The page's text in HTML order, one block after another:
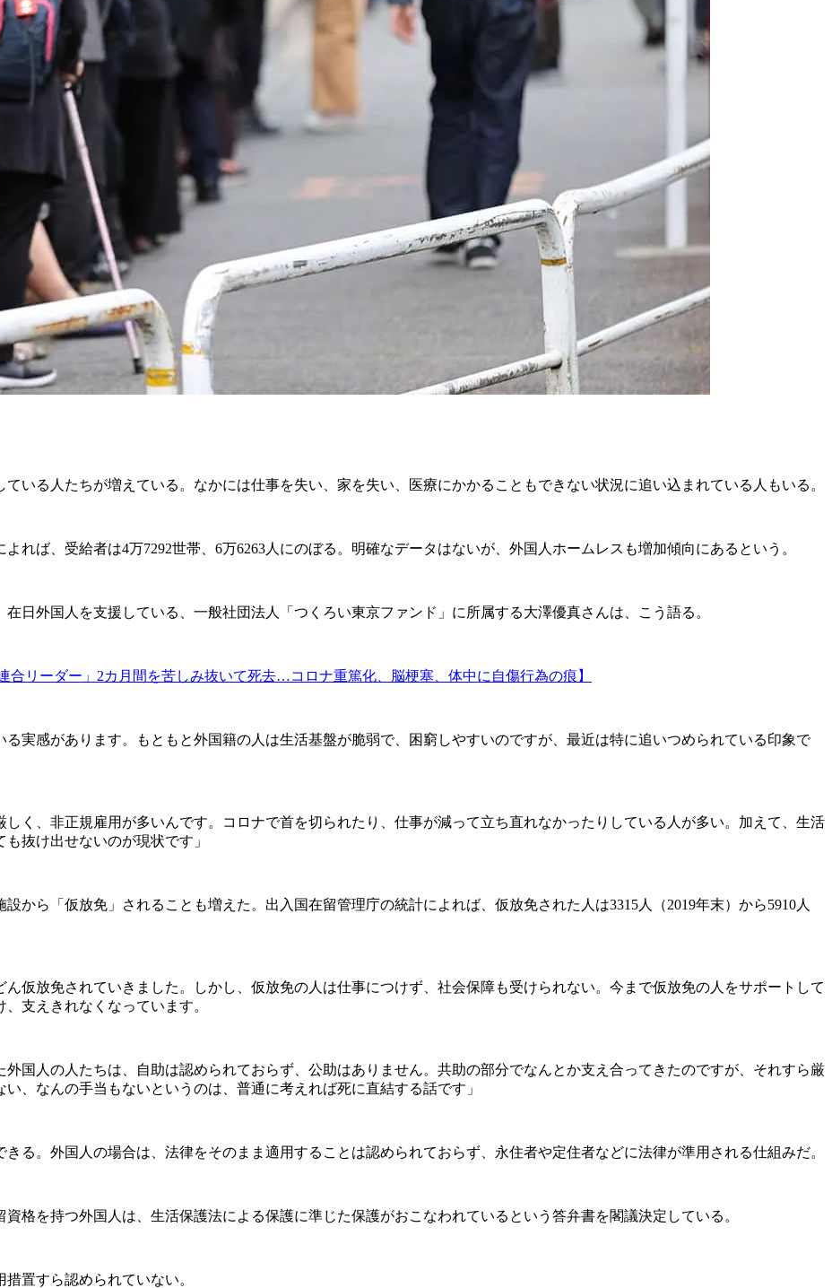
いる人たちが増えている。なかには仕事を失い、家を失い、医療にかかることもできない状況に追い込まれている人もいる。
れば、受給者は4万7292世帯、6万6263人にのぼる。明確なデータはないが、外国人ホームレスも増加傾向にあるという。
日外国人を支援している、一般社団法人「つくろい東京ファンド」に所属する大澤優真さんは、こう語る。
合リーダー」2カ月間を苦しみ抜いて死去…コロナ重篤化、脳梗塞、体中に自傷行為の痕】
る実感があります。もともと外国籍の人は生活基盤が脆弱で、困窮しやすいのですが、最近は特に追いつめられている印象で
く、非正規雇用が多いんです。コロナで首を切られたり、仕事が減って立ち直れなかったりしている人が多い。加えて、生活
抜け出せないのが現状です」
から「仮放免」されることも増えた。出入国在留管理庁の統計によれば、仮放免された人は3315人（2019年末）から5910人
ん仮放免されていきました。しかし、仮放免の人は仕事につけず、社会保障も受けられない。今まで仮放免の人をサポートして
支えきれなくなっています。
国人の人たちは、自助は認められておらず、公助はありません。共助の部分でなんとか支え合ってきたのですが、それすら厳
、なんの手当もないというのは、普通に考えれば死に直結する話です」
る。外国人の場合は、法律をそのまま適用することは認められておらず、永住者や定住者などに法律が準用される仕組みだ。
格を持つ外国人は、生活保護法による保護に準じた保護がおこなわれているという答弁書を閣議決定している。
置すら認められていない。